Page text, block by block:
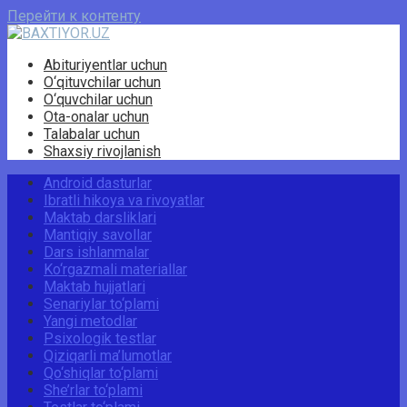
Перейти к контенту
Abituriyentlar uchun
O‘qituvchilar uchun
O‘quvchilar uchun
Ota-onalar uchun
Talabalar uchun
Shaxsiy rivojlanish
Android dasturlar
Ibratli hikoya va rivoyatlar
Maktab darsliklari
Mantiqiy savollar
Dars ishlanmalar
Ko‘rgazmali materiallar
Maktab hujjatlari
Senariylar to‘plami
Yangi metodlar
Psixologik testlar
Qiziqarli ma’lumotlar
Qo‘shiqlar to‘plami
She’rlar to‘plami